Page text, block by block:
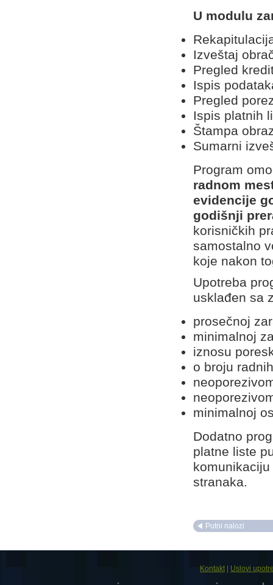
U modulu
Izveštaj
Pregled
Ispis
Pregled
Ispis platnih
Štampa
Sumarni
Program
radnom
evidencije
godišnji
korisničkih
samostalno
koje nakon
Upotreba
usklađen sa
prosečnoj
minimalnoj
iznosu
o broju
minimalnoj
Dodatno
platne liste
stranaka.
Putni nalozi
Kontakt Uslovi